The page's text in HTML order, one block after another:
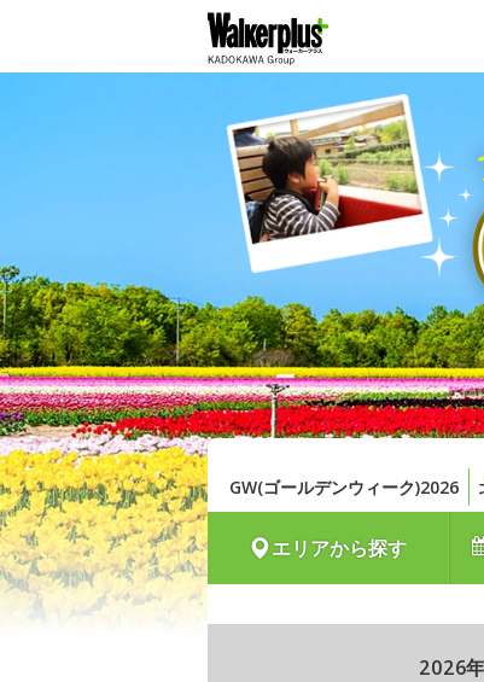
GW(ゴールデンウィーク)2026
エリアから探す
2026